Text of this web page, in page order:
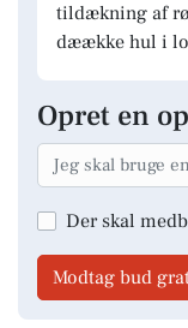
tildækning af
dæække hul i
Opret en
Der skal
Modtag bud